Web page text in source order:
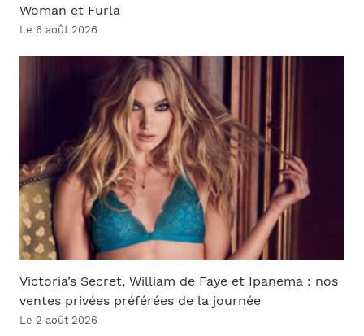
Woman et Furla
Le 6 août 2026
Victoria’s Secret, William de Faye et Ipanema : nos
ventes privées préférées de la journée
Le 2 août 2026